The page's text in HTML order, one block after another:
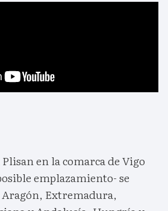
en la comarca de Vigo
emplazamiento- se
Extremadura,